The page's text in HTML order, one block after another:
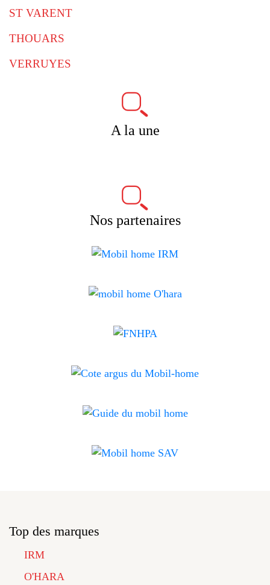
ST VARENT
THOUARS
VERRUYES
A la une
Nos partenaires
Top des marques
IRM
O'HARA